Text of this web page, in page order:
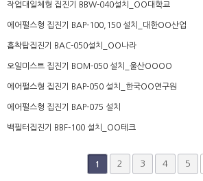
작업대일체형 집진기 BBW-040설치_OO대학교
에어펄스형 집진기 BAP-100,150 설치_대한OO산업
흡착탑집진기 BAC-050설치_OO나라
오일미스트 집진기 BOM-050 설치_울산OOOO
에어펄스형 집진기 BAP-050 설치_한국OO연구원
에어펄스형 집진기 BAP-075 설치
백필터집진기 BBF-100 설치_OO테크
1 2 3 4 5